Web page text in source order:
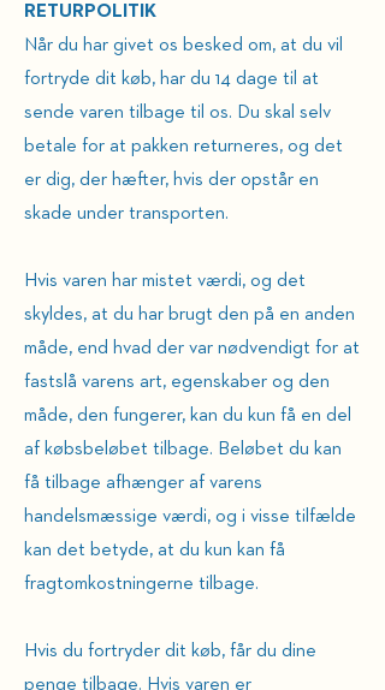
RETURPOLITIK
Når du har givet os besked om, at du vil
fortryde dit køb, har du 14 dage til at
sende varen tilbage til os. Du skal selv
betale for at pakken returneres, og det
er dig, der hæfter, hvis der opstår en
skade under transporten.
Hvis varen har mistet værdi, og det
skyldes, at du har brugt den på en anden
måde, end hvad der var nødvendigt for at
fastslå varens art, egenskaber og den
måde, den fungerer, kan du kun få en del
af købsbeløbet tilbage. Beløbet du kan
få tilbage afhænger af varens
handelsmæssige værdi, og i visse tilfælde
kan det betyde, at du kun kan få
fragtomkostningerne tilbage.
Hvis du fortryder dit køb, får du dine
penge tilbage. Hvis varen er